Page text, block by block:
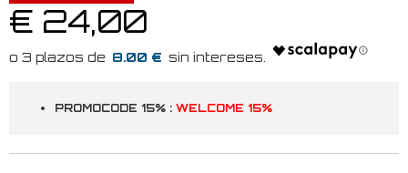
€ 24,00
8.00 €
PROMOCODE 15% : WELCOME 15%